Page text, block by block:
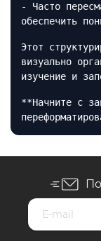
- Часто
обеспечить
Этот
визуально
изучение и
**Начните с